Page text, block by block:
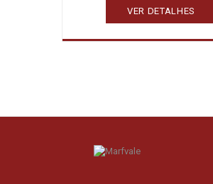
VER DETALHES